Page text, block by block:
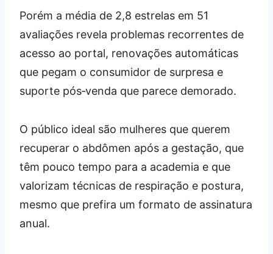
Porém a média de 2,8 estrelas em 51
avaliações revela problemas recorrentes de
acesso ao portal, renovações automáticas
que pegam o consumidor de surpresa e
suporte pós‑venda que parece demorado.
O público ideal são mulheres que querem
recuperar o abdômen após a gestação, que
têm pouco tempo para a academia e que
valorizam técnicas de respiração e postura,
mesmo que prefira um formato de assinatura
anual.